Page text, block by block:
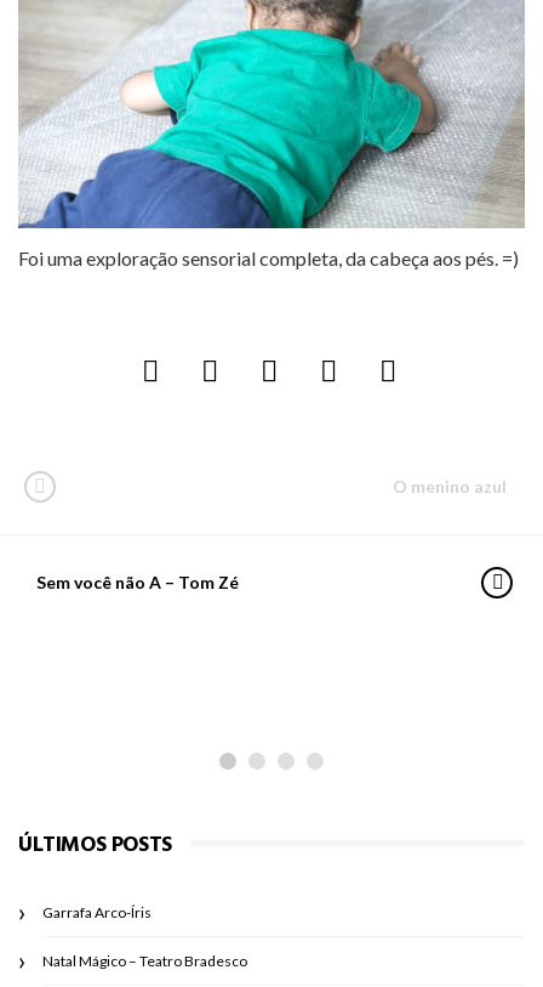
Foi uma exploração sensorial completa, da cabeça aos pés. =)
O menino azul
Sem você não A – Tom Zé
PARA PASSEAR
ÚLTIMOS POSTS
Garrafa Arco-Íris
Natal Mágico – Teatro Bradesco